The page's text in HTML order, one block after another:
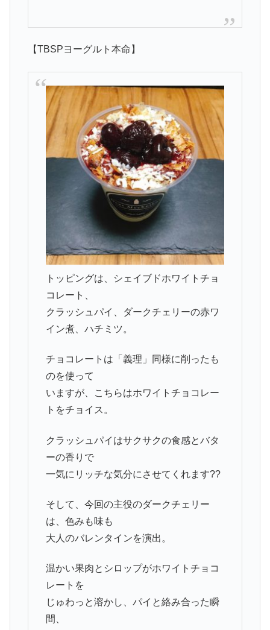
【TBSPヨーグルト本命】
トッピングは、シェイブドホワイトチョ
コレート、
クラッシュパイ、ダークチェリーの赤ワ
イン煮、ハチミツ。
チョコレートは「義理」同様に削ったも
のを使って
いますが、こちらはホワイトチョコレー
トをチョイス。
クラッシュパイはサクサクの食感とバタ
ーの香りで
一気にリッチな気分にさせてくれます??
そして、今回の主役のダークチェリー
は、色みも味も
大人のバレンタインを演出。
温かい果肉とシロップがホワイトチョコ
レートを
じゅわっと溶かし、パイと絡み合った瞬
間、